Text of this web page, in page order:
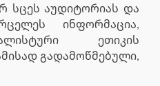
სცეს აუდიტორიას და
ინფორმაცია,
ეთიკის
გადამოწმებული,